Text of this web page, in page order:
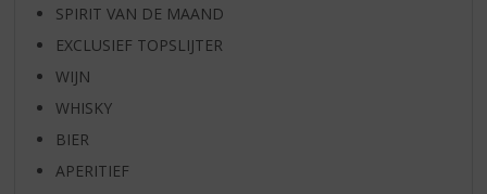
SPIRIT VAN DE MAAND
EXCLUSIEF TOPSLIJTER
WIJN
WHISKY
BIER
APERITIEF